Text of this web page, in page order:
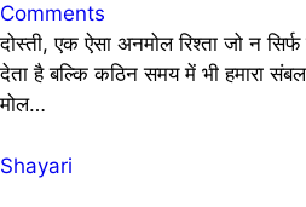
Comments
दोस्ती, एक ऐसा अनमोल रिश्ता जो न सिर्फ हमारे जीवन को खुशियों से भर
देता है बल्कि कठिन समय में भी हमारा
मोल…
Shayari